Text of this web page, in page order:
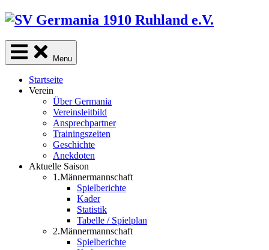
Skip
content
Menu
Startseite
Verein
Über Germania
Vereinsleitbild
Ansprechpartner
Trainingszeiten
Geschichte
Anekdoten
Aktuelle Saison
1.Männermannschaft
Spielberichte
Kader
Statistik
Tabelle / Spielplan
2.Männermannschaft
Spielberichte